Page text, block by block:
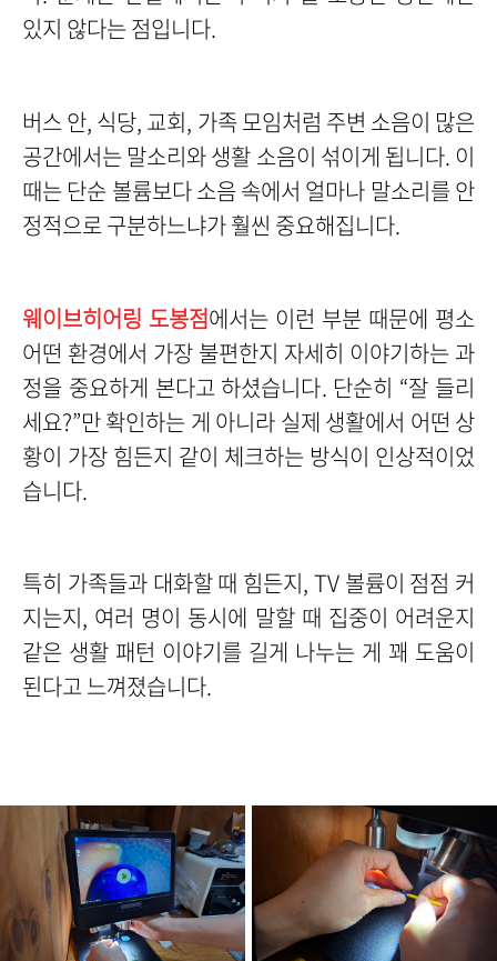
있지 않다는 점입니다.
버스 안, 식당, 교회, 가족 모임처럼 주변 소음이 많은
공간에서는 말소리와 생활 소음이 섞이게 됩니다. 이
때는 단순 볼륨보다 소음 속에서 얼마나 말소리를 안
정적으로 구분하느냐가 훨씬 중요해집니다.
웨이브히어링 도봉점에서는 이런 부분 때문에 평소
어떤 환경에서 가장 불편한지 자세히 이야기하는 과
정을 중요하게 본다고 하셨습니다. 단순히 “잘 들리
세요?”만 확인하는 게 아니라 실제 생활에서 어떤 상
황이 가장 힘든지 같이 체크하는 방식이 인상적이었
습니다.
특히 가족들과 대화할 때 힘든지, TV 볼륨이 점점 커
지는지, 여러 명이 동시에 말할 때 집중이 어려운지
같은 생활 패턴 이야기를 길게 나누는 게 꽤 도움이
된다고 느껴졌습니다.